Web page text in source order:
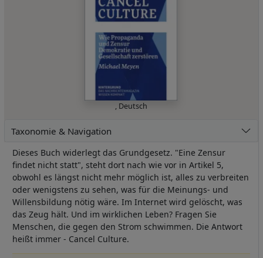
, Deutsch
Taxonomie & Navigation
Dieses Buch widerlegt das Grundgesetz. "Eine Zensur
findet nicht statt", steht dort nach wie vor in Artikel 5,
obwohl es längst nicht mehr möglich ist, alles zu verbreiten
oder wenigstens zu sehen, was für die Meinungs- und
Willensbildung nötig wäre. Im Internet wird gelöscht, was
das Zeug hält. Und im wirklichen Leben? Fragen Sie
Menschen, die gegen den Strom schwimmen. Die Antwort
heißt immer - Cancel Culture.